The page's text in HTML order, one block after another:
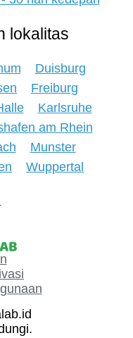
lokalitas
Duisburg
Freiburg
Karlsruhe
am Rhein
Munster
Wuppertal